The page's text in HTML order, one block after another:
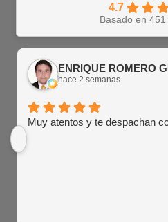
4.7
Basado en
ENRIQUE ROMERO
hace 2 semanas
Muy atentos y te despachan